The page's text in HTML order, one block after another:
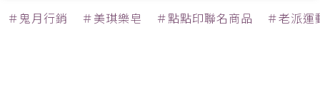
＃鬼月行銷 ＃美琪樂皂 ＃點點印聯名商品 ＃老派運